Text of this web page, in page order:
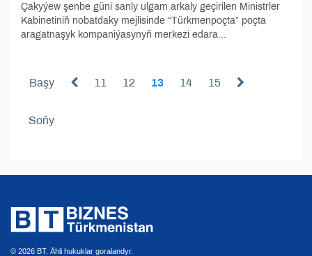
Çakyýew şenbe güni sanly ulgam arkaly geçirilen Ministrler
Kabinetiniň nobatdaky mejlisinde “Türkmenpoçta” poçta
aragatnaşyk kompaniýasynyň merkezi edara...
Başy 11 12 13 14 15
Soňy
© 2026 BT. Ähli hukuklar goralandyr.